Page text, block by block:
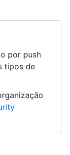
por push
tipos de